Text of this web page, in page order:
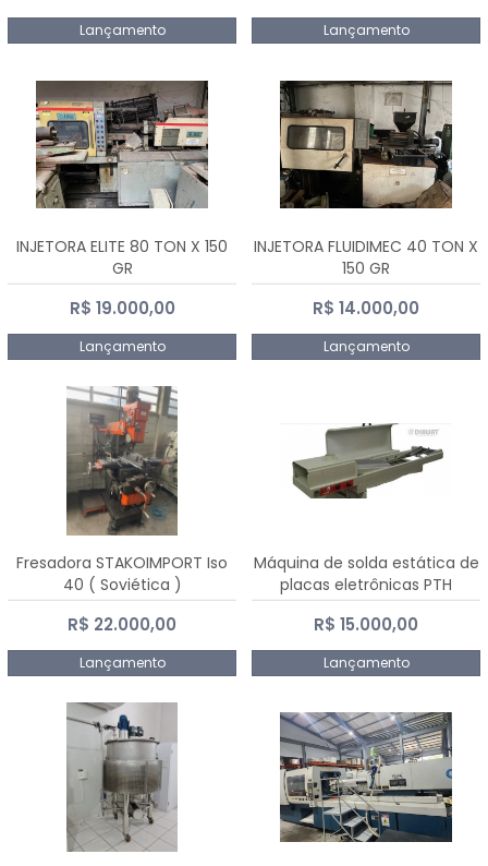
Lançamento Lançamento
INJETORA ELITE 80 TON X 150
GR
R$ 19.000,00
Lançamento
INJETORA FLUIDIMEC 40 TON X
150 GR
R$ 14.000,00
Lançamento
Fresadora STAKOIMPORT Iso
40 ( Soviética )
R$ 22.000,00
Lançamento
Máquina de solda estática de
placas eletrônicas PTH
DIALSAT
R$ 15.000,00
Lançamento